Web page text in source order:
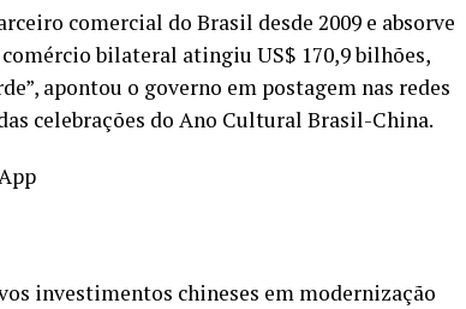
comercial do Brasil desde 2009 e absorve
comércio bilateral atingiu US$ 170,9 bilhões,
apontou o governo em postagem nas redes
celebrações do Ano Cultural Brasil-China.
investimentos chineses em modernização